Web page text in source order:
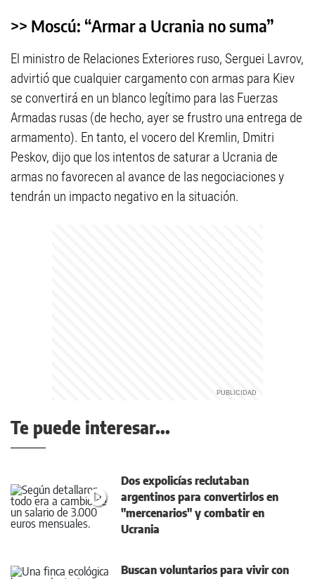
>> Moscú: “Armar a Ucrania no suma”
El ministro de Relaciones Exteriores ruso, Serguei Lavrov,
advirtió que cualquier cargamento con armas para Kiev
se convertirá en un blanco legítimo para las Fuerzas
Armadas rusas (de hecho, ayer se frustro una entrega de
armamento). En tanto, el vocero del Kremlin, Dmitri
Peskov, dijo que los intentos de saturar a Ucrania de
armas no favorecen al avance de las negociaciones y
tendrán un impacto negativo en la situación.
Te puede interesar...
Dos expolicías reclutaban
argentinos para convertirlos en
"mercenarios" y combatir en
Ucrania
Buscan voluntarios para vivir con